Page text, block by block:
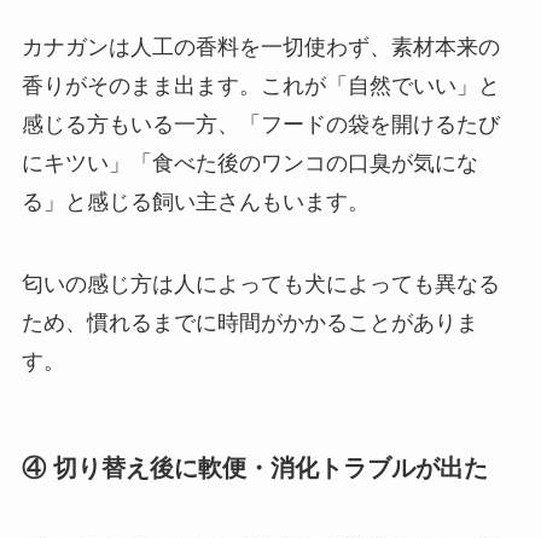
カナガンは人工の香料を一切使わず、素材本来の
香りがそのまま出ます。これが「自然でいい」と
感じる方もいる一方、「フードの袋を開けるたび
にキツい」「食べた後のワンコの口臭が気にな
る」と感じる飼い主さんもいます。
匂いの感じ方は人によっても犬によっても異なる
ため、慣れるまでに時間がかかることがありま
す。
④ 切り替え後に軟便・消化トラブルが出た